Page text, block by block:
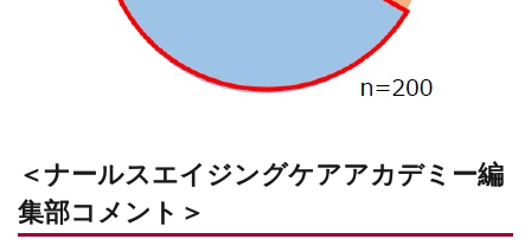
＜ナールスエイジングケアアカデミー編
集部コメント＞